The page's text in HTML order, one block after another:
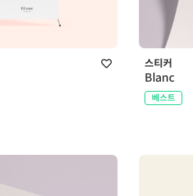
스티커
Blanc
베스트